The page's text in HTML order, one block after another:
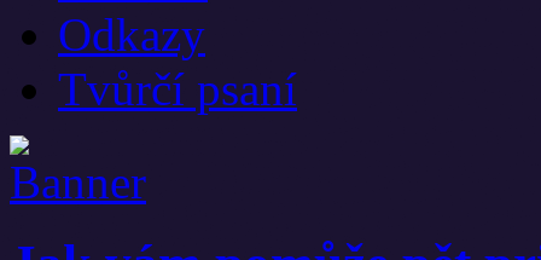
Odkazy
Tvůrčí psaní